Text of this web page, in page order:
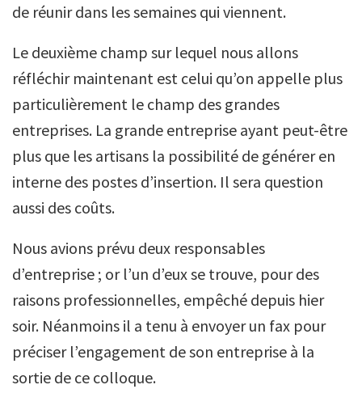
de réunir dans les semaines qui viennent.
Le deuxième champ sur lequel nous allons
réfléchir maintenant est celui qu’on appelle plus
particulièrement le champ des grandes
entreprises. La grande entreprise ayant peut-être
plus que les artisans la possibilité de générer en
interne des postes d’insertion. Il sera question
aussi des coûts.
Nous avions prévu deux responsables
d’entreprise ; or l’un d’eux se trouve, pour des
raisons professionnelles, empêché depuis hier
soir. Néanmoins il a tenu à envoyer un fax pour
préciser l’engagement de son entreprise à la
sortie de ce colloque.